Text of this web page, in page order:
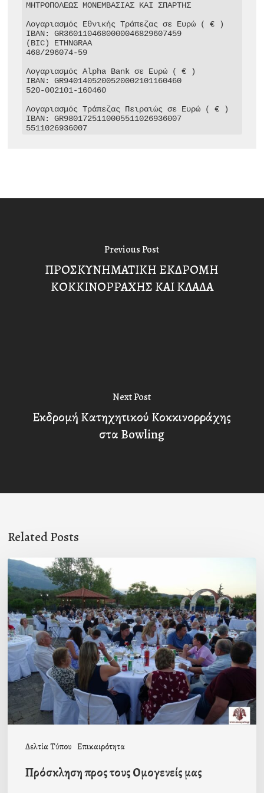
ΜΗΤΡΟΠΟΛΕΩΣ ΜΟΝΕΜΒΑΣΙΑΣ ΚΑΙ ΣΠΑΡΤΗΣ
Λογαριασμός Εθνικής Τράπεζας σε Ευρώ ( € )
IBAN: GR3601104680000046829607459
(BIC) ETHNGRAA
468/296074-59
Λογαριασμός Alpha Bank σε Ευρώ ( € )
IBAN: GR9401405200520002101160460
520-002101-160460
Λογαριασμός Τράπεζας Πειραιώς σε Ευρώ ( € )
IBAN: GR9801725110005511026936007
5511026936007
Previous Post
ΠΡΟΣΚΥΝΗΜΑΤΙΚΗ ΕΚΔΡΟΜΗ
ΚΟΚΚΙΝΟΡΡΑΧΗΣ ΚΑΙ ΚΛΑΔΑ
Next Post
Εκδρομή Κατηχητικού Κοκκινορράχης
στα Bowling
Related Posts
Δελτία Τύπου Επικαιρότητα
Πρόσκληση
προς
τους
Ομογενείς
μας
Πρόσκληση προς τους Ομογενείς μας